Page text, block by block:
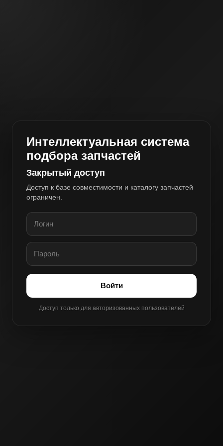
Интеллектуальная система
подбора запчастей
Закрытый доступ
Доступ к базе совместимости и каталогу запчастей
ограничен.
Войти
Доступ только для авторизованных пользователей